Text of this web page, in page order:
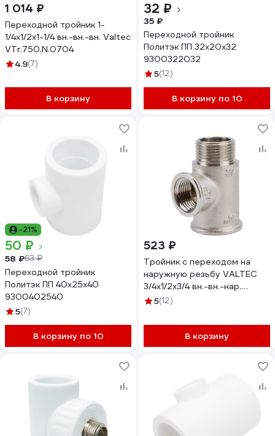
1 014 ₽
Переходной тройник 1-
1/4х1/2х1-1/4 вн.-вн.-вн. Valtec
VTr.750.N.0704
4.9(7)
В корзину
32 ₽
35 ₽
Переходной тройник
Политэк ПП 32х20х32
9300322032
5(12)
В корзину по 10
-21%
50 ₽
58 ₽63 ₽
Переходной тройник
Политэк ПП 40х25х40
9300402540
5(7)
В корзину по 10
523 ₽
Тройник с переходом на
наружную резьбу VALTEC
3/4х1/2х3/4 вн.-вн.-нар.
VTr.134.RN.050405
5(12)
В корзину